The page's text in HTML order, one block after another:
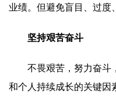
业绩。但避免盲目、过度
坚持艰苦奋斗
不畏艰苦，努力奋斗
和个人持续成长的关键因